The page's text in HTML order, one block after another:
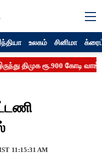
உலகம் சினிமா
11:15:31 AM